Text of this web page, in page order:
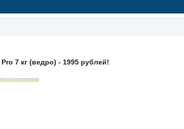
7 кг (ведро) - 1995 рублей!